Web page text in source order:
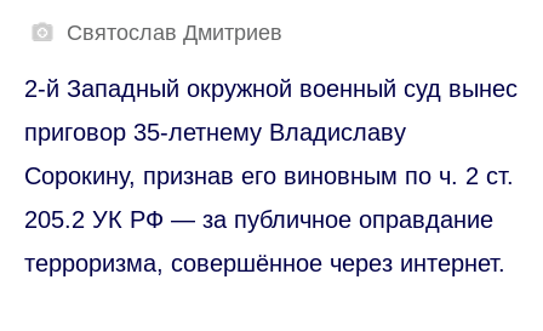
Святослав Дмитриев
2-й Западный окружной военный суд вынес
приговор 35-летнему Владиславу
Сорокину, признав его виновным по ч. 2 ст.
205.2 УК РФ — за публичное оправдание
терроризма, совершённое через интернет.